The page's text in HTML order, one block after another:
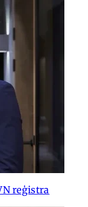
reģistra